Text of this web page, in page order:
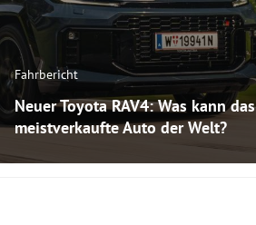
Fahrbericht
Neuer Toyota RAV4: Was kann das
meistverkaufte Auto der Welt?